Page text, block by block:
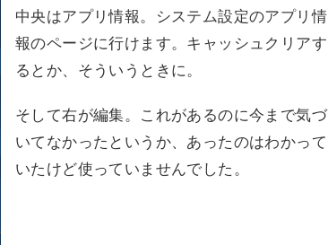
中央はアプリ情報。システム設定のアプリ情
報のページに行けます。キャッシュクリアす
るとか、そういうときに。
そして右が編集。これがあるのに今まで気づ
いてなかったというか、あったのはわかって
いたけど使っていませんでした。